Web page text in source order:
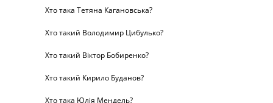
Хто така Тетяна Кагановська?
Хто такий Володимир Цибулько?
Хто такий Віктор Бобиренко?
Хто такий Кирило Буданов?
Хто така Юлія Мендель?